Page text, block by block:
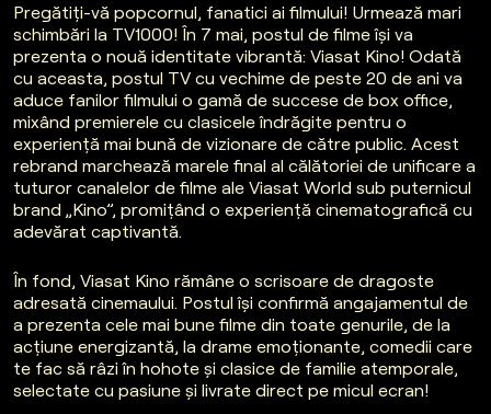
Pregătiți-vă popcornul, fanatici ai filmului! Urmează mari
schimbări la TV1000! În 7 mai, postul de filme își va
prezenta o nouă identitate vibrantă: Viasat Kino! Odată
cu aceasta, postul TV cu vechime de peste 20 de ani va
aduce fanilor filmului o gamă de succese de box office,
mixând premierele cu clasicele îndrăgite pentru o
experiență mai bună de vizionare de către public. Acest
rebrand marchează marele final al călătoriei de unificare a
tuturor canalelor de filme ale Viasat World sub puternicul
brand „Kino”, promițând o experiență cinematografică cu
adevărat captivantă.
În fond, Viasat Kino rămâne o scrisoare de dragoste
adresată cinemaului. Postul își confirmă angajamentul de
a prezenta cele mai bune filme din toate genurile, de la
acțiune energizantă, la drame emoționante, comedii care
te fac să râzi în hohote și clasice de familie atemporale,
selectate cu pasiune și livrate direct pe micul ecran!